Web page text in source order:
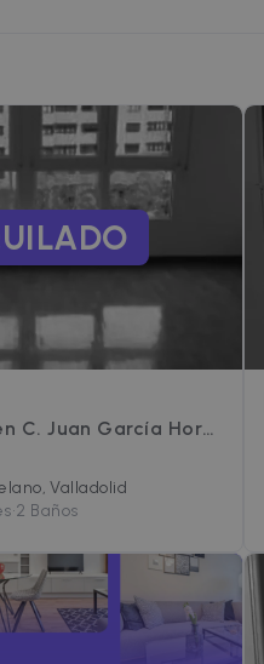
C. Juan García Hortelano
Valladolid
•2 Baños